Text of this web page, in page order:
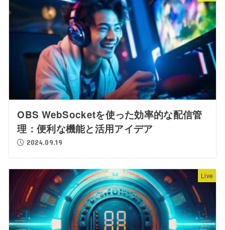
OBS WebSocketを使った効率的な配信管
理：便利な機能と活用アイデア
2024.09.19
Live